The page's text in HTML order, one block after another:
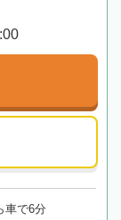
車で6分